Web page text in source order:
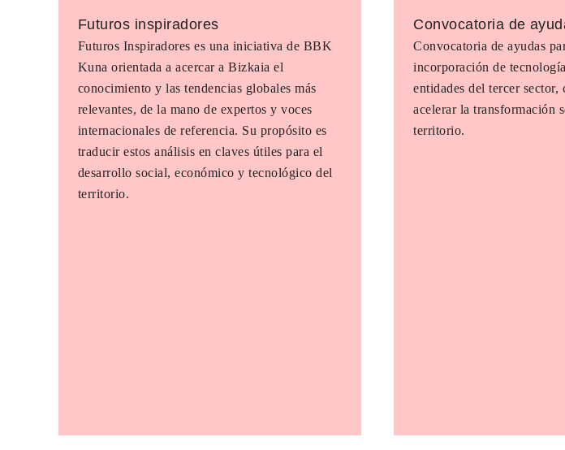
Futuros inspiradores
Futuros Inspiradores es una iniciativa de BBK
Kuna orientada a acercar a Bizkaia el
conocimiento y las tendencias globales más
relevantes, de la mano de expertos y voces
internacionales de referencia. Su propósito es
traducir estos análisis en claves útiles para el
desarrollo social, económico y tecnológico del
territorio.
Convocatoria de
Convocatoria de ayudas
incorporación de
entidades del tercer
acelerar la transformación
territorio.